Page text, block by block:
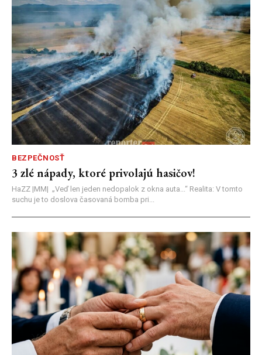
BEZPEČNOSŤ
3 zlé nápady, ktoré privolajú hasičov!
HaZZ |MM| ​„Veď len jeden nedopalok z okna auta...“ ​Realita: V tomto
suchu je to doslova časovaná bomba pri...